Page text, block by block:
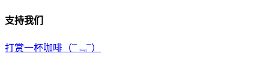
支持我们
打赏一杯咖啡 （¯﹃¯）